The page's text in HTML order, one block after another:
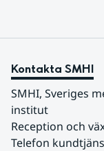
Kontakta SMHI
SMHI, Sveriges
institut
Reception och
Telefon